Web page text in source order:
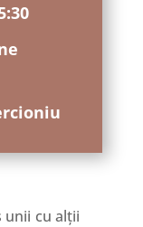
unii cu alții